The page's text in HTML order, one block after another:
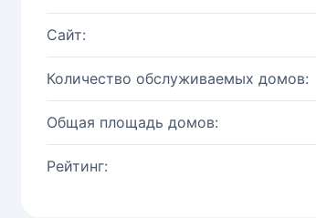
Сайт:
Количество обслуживаемых домов:
Общая площадь домов:
Рейтинг: